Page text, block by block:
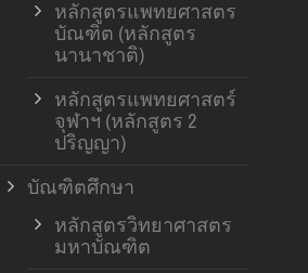
หลักสูตรแพทยศาสตร
บัณฑิต (หลักสูตร
นานาชาติ)
หลักสูตรแพทยศาสตร์
จุฬาฯ (หลักสูตร 2
ปริญญา)
บัณฑิตศึกษา
หลักสูตรวิทยาศาสตร
มหาบัณฑิต